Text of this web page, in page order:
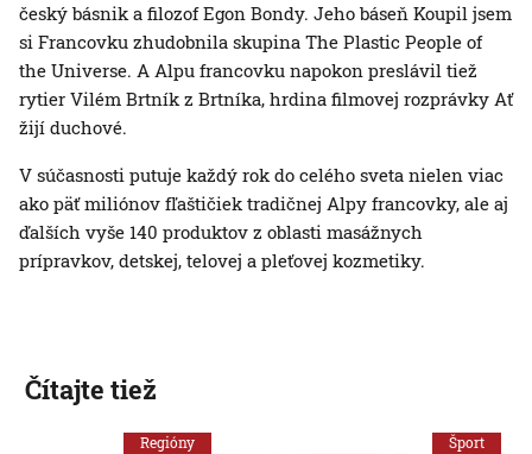
český básnik a filozof Egon Bondy. Jeho báseň Koupil jsem
si Francovku zhudobnila skupina The Plastic People of
the Universe. A Alpu francovku napokon preslávil tiež
rytier Vilém Brtník z Brtníka, hrdina filmovej rozprávky Ať
žijí duchové.
V súčasnosti putuje každý rok do celého sveta nielen viac
ako päť miliónov fľaštičiek tradičnej Alpy francovky, ale aj
ďalších vyše 140 produktov z oblasti masážnych
prípravkov, detskej, telovej a pleťovej kozmetiky.
Čítajte tiež
Regióny Šport